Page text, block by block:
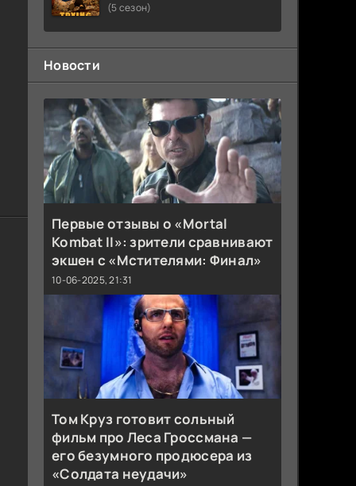
Кэнена
(5 сезон)
Новости
Первые отзывы о «Mortal
Kombat II»: зрители сравнивают
экшен с «Мстителями: Финал»
10-06-2025, 21:31
Том Круз готовит сольный
фильм про Леса Гроссмана —
его безумного продюсера из
«Солдата неудачи»